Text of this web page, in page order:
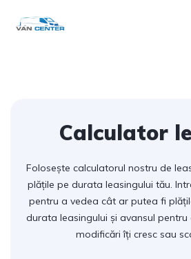
Calculator
Folosește calculatorul nostru de
plățile pe durata leasingului tău.
pentru a vedea cât ar putea fi
durata leasingului și avansul
modificări îți cresc sau